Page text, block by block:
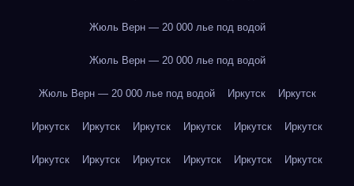
Жюль Верн — 20 000 лье под водой
Жюль Верн — 20 000 лье под водой
Жюль Верн — 20 000 лье под водой Иркутск Иркутск
Иркутск Иркутск Иркутск Иркутск Иркутск Иркутск
Иркутск Иркутск Иркутск Иркутск Иркутск Иркутск